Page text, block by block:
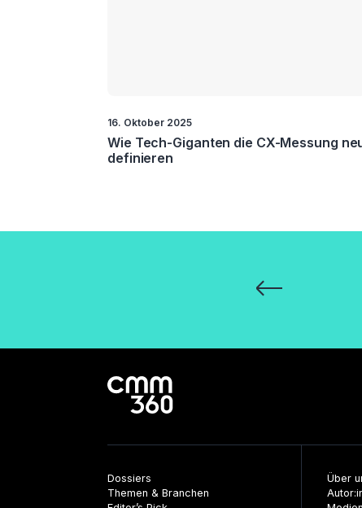
16. Oktober 2025
Wie Tech-Giganten die CX-Messung
definieren
Beiträge
Dossiers
Themen & Branchen
Über